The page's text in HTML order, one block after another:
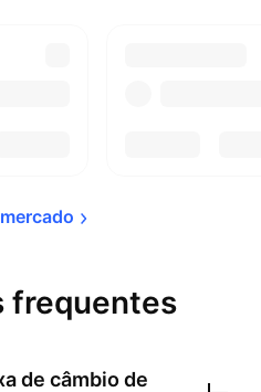
mercado
frequentes
de câmbio de